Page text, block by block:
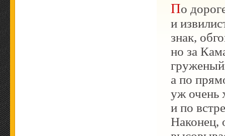
По дороге пристроился за Камазом. Дорога узкая
и
знак,
но за
груженый
а по
уж очень
и по
Наконец,